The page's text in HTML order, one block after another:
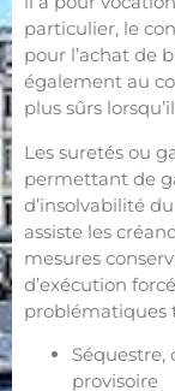
particulier, le
pour l’achat de
également au
plus sûrs
Les suretés ou
permettant de
d’insolvabilité
assiste les
mesures
d’exécution
problématiques
Séquestre,
provisoire